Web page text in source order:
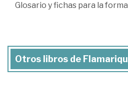
Glosario y fichas para la
Otros libros de